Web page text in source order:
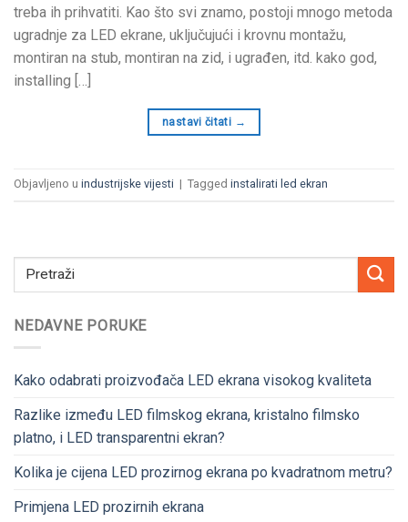
NEDAVNE PORUKE
Kako odabrati proizvođača LED ekrana visokog kvaliteta
Razlike između LED filmskog ekrana, kristalno filmsko
platno, i LED transparentni ekran?
Kolika je cijena LED prozirnog ekrana po kvadratnom metru?
Primjena LED prozirnih ekrana
treba ih prihvatiti. Kao što svi znamo, postoji mnogo metoda
ugradnje za LED ekrane, uključujući i krovnu montažu,
montiran na stub, montiran na zid, i ugrađen, itd. kako god,
installing […]
nastavi čitati →
Objavljeno u industrijske vijesti | Tagged instalirati led ekran